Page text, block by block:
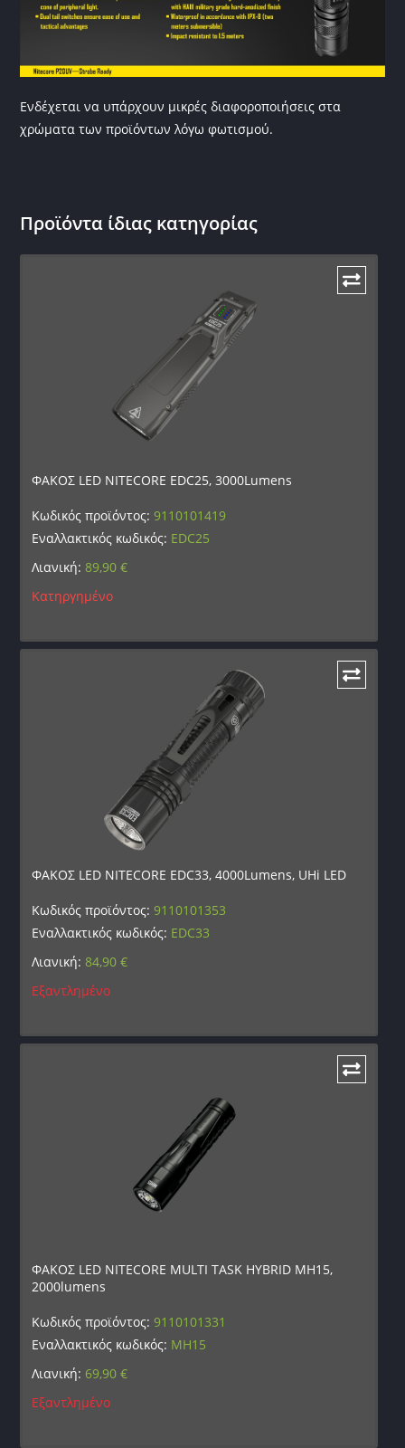
Ενδέχεται να υπάρχουν μικρές διαφοροποιήσεις στα
χρώματα των προϊόντων λόγω φωτισμού.
Προϊόντα ίδιας κατηγορίας
ΦΑΚΟΣ LED NITECORE EDC25, 3000Lumens
Κωδικός προϊόντος:9110101419
Εναλλακτικός κωδικός: EDC25
Λιανική:89,90€
Κατηργημένο
ΦΑΚΟΣ LED NITECORE EDC33, 4000Lumens, UHi LED
Κωδικός προϊόντος:9110101353
Εναλλακτικός κωδικός: EDC33
Λιανική:84,90€
Εξαντλημένο
ΦΑΚΟΣ LED NITECORE MULTI TASK HYBRID MH15,
2000lumens
Κωδικός προϊόντος:9110101331
Εναλλακτικός κωδικός: MH15
Λιανική: 69,90€
Εξαντλημένο